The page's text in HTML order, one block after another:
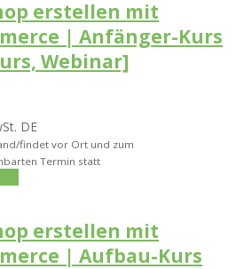
erstellen mit
| Anfänger-Kurs
Webinar]
DE
findet vor Ort und zum
Termin statt
erstellen mit
| Aufbau-Kurs